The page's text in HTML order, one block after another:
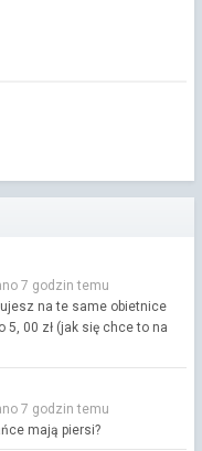
7 godzin temu
na te same obietnice
5, 00 zł (jak się chce to na
7 godzin temu
mają piersi?